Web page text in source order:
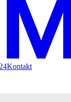
Kontakt